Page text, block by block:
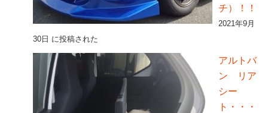
チ）！！
2021年9月
30日 に投稿された
アルトバ
ン リア
シー
ト・・・